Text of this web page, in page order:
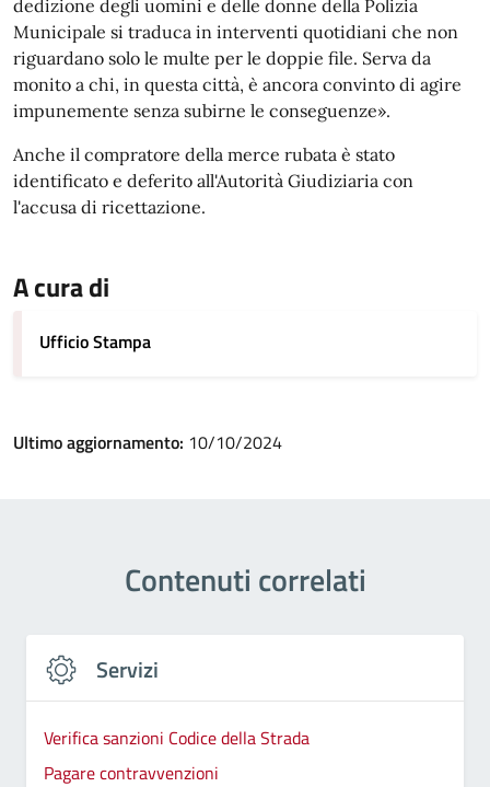
dedizione degli uomini e delle donne della Polizia
Municipale si traduca in interventi quotidiani che non
riguardano solo le multe per le doppie file. Serva da
monito a chi, in questa città, è ancora convinto di agire
impunemente senza subirne le conseguenze».
Anche il compratore della merce rubata è stato
identificato e deferito all'Autorità Giudiziaria con
l'accusa di ricettazione.
A cura di
Ufficio Stampa
Ultimo aggiornamento: 10/10/2024
Contenuti correlati
Servizi
Verifica sanzioni Codice della Strada
Pagare contravvenzioni